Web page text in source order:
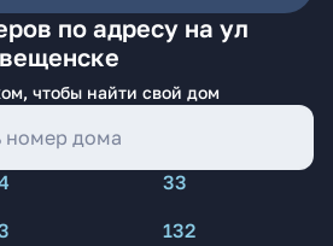
по адресу на ул
чтобы найти свой дом
33
132